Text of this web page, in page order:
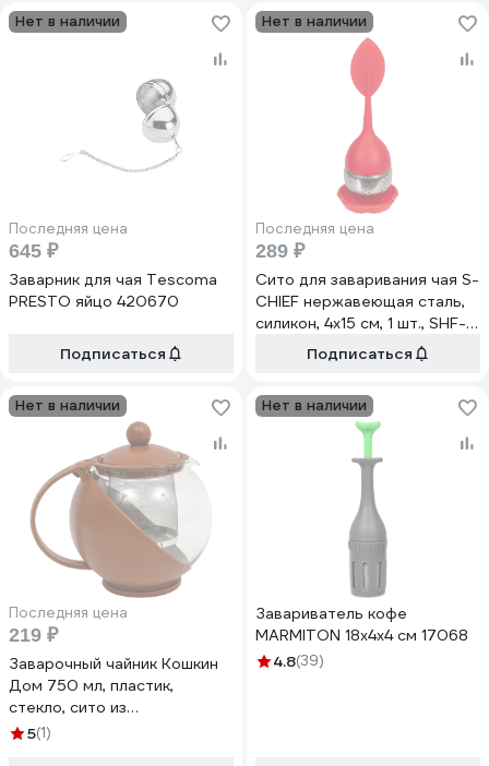
Нет в наличии
Последняя цена
645 ₽
Заварник для чая Tescoma
PRESTO яйцо 420670
Подписаться
Нет в наличии
Последняя цена
289 ₽
Сито для заваривания чая S-
CHIEF нержавеющая сталь,
силикон, 4х15 см, 1 шт., SHF-
0341 №03 красный 708591
Подписаться
Нет в наличии
Последняя цена
219 ₽
Заварочный чайник Кошкин
Дом 750 мл, пластик,
стекло, сито из
нержавеющей стали, 3
5(1)
Нет в наличии
Завариватель кофе
MARMITON 18х4х4 см 17068
4.8(39)